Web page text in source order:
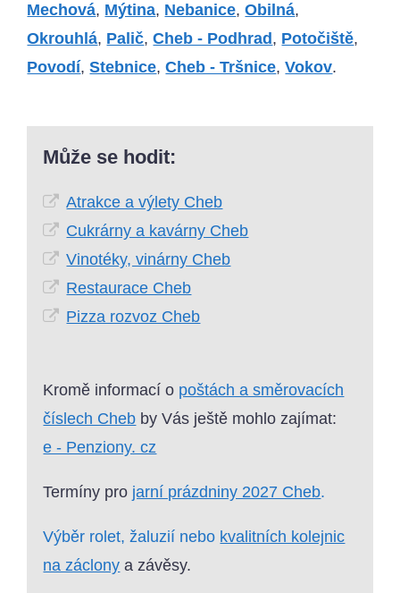
Mechová, Mýtina, Nebanice,Obilná,
Okrouhlá, Palič,Cheb - Podhrad , Potočiště,
Povodí,Stebnice,Cheb - Tršnice,Vokov.
Může se hodit:
Atrakce a výlety Cheb
Cukrárny a kavárny Cheb
Vinotéky, vinárny Cheb
Restaurace Cheb
Pizza rozvoz Cheb
Kromě informací o poštách a směrovacích
číslech Cheb by Vás ještě mohlo zajímat:
e - Penziony. cz
Termíny pro jarní prázdniny 2027 Cheb.
Výběr rolet, žaluzií nebo kvalitních kolejnic
na záclony a závěsy.